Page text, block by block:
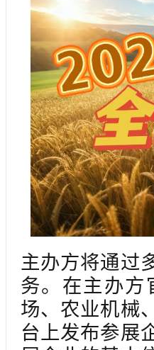
主办方将通过
务。在主办方
场、农业机械
台上发布参展